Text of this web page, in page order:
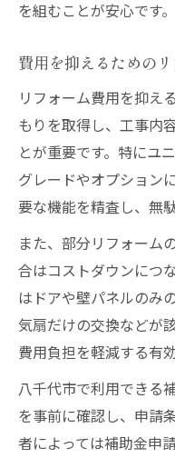
を組むことが安心です。
費用を抑えるための
リフォーム費用を抑え
もりを取得し、工事内
とが重要です。特にユ
グレードやオプション
要な機能を精査し、無
また、部分リフォーム
合はコストダウンにつ
はドアや壁パネルのみ
気扇だけの交換などが
費用負担を軽減する有
八千代市で利用できる
を事前に確認し、申請
者によっては補助金申